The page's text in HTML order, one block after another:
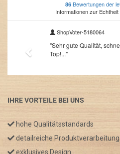
IHRE VORTEILE BEI UNS
hohe Qualitätsstandards
detailreiche Produktverarbeitung
exklusives Design